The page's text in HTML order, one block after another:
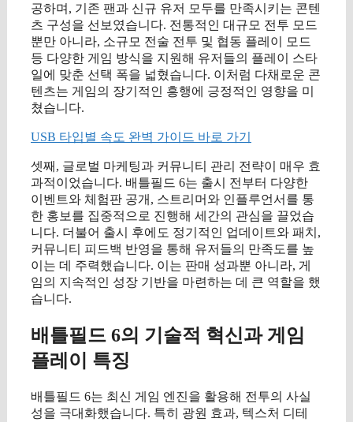
공하며, 기존 팬과 신규 유저 모두를 만족시키는 콘텐
츠 구성을 선보였습니다. 전통적인 대규모 전투 모드
뿐만 아니라, 소규모 전술 전투 및 협동 플레이 모드
등 다양한 게임 방식을 지원해 유저들의 플레이 스타
일에 맞춘 선택 폭을 넓혔습니다. 이처럼 다채로운 콘
텐츠는 게임의 장기적인 흥행에 긍정적인 영향을 미
쳤습니다.
USB 타입별 속도 완벽 가이드 바로 가기
셋째, 글로벌 마케팅과 커뮤니티 관리 전략이 매우 효
과적이었습니다. 배틀필드 6는 출시 전부터 다양한
이벤트와 체험판 공개, 스트리머와 인플루언서를 통
한 홍보를 집중적으로 진행해 세간의 관심을 끌었습
니다. 더불어 출시 후에도 정기적인 업데이트와 패치,
커뮤니티 피드백 반영을 통해 유저들의 만족도를 높
이는 데 주력했습니다. 이는 판매 성과뿐 아니라, 게
임의 지속적인 성장 기반을 마련하는 데 큰 역할을 했
습니다.
배틀필드 6의 기술적 혁신과 게임
플레이 특징
배틀필드 6는 최신 게임 엔진을 활용해 전투의 사실
성을 극대화했습니다. 특히 광원 효과, 텍스처 디테